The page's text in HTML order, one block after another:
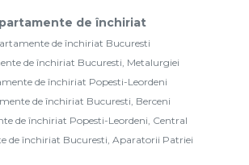
de închiriat
de închiriat Bucuresti
de închiriat Bucuresti, Metalurgiei
de închiriat Popesti-Leordeni
de închiriat Bucuresti, Berceni
de închiriat Popesti-Leordeni, Central
de închiriat Bucuresti, Aparatorii Patriei